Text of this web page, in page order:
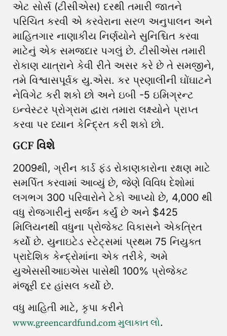
એટ સોર્સ (ટીસીએસ) દરથી તમારી જાતને
પરિચિત કરવી એ કરવેરાના સરળ અનુપાલન અને
માહિતગાર નાણાકીય નિર્ણયોને સુનિશ્ચિત કરવા
માટેનું એક સમજદાર પગલું છે. ટીસીએસ તમારી
રોકાણ યાત્રાને કેવી રીતે અસર કરે છે તે સમજીને,
તમે વિશ્વાસપૂર્વક યુ.એસ. કર પ્રણાલીની ઘોંઘાટને
નેવિગેટ કરી શકો છો અને ઇબી -5 ઇમિગ્રન્ટ
ઇન્વેસ્ટર પ્રોગ્રામ દ્વારા તમારા લક્ષ્યોને પ્રાપ્ત
કરવા પર ધ્યાન કેન્દ્રિત કરી શકો છો.
GCF વિશે
2009થી, ગ્રીન કાર્ડ ફંડ રોકાણકારોના રક્ષણ માટે
સમર્પિત કરવામાં આવ્યું છે, જેણે વિવિધ દેશોમાં
લગભગ 300 પરિવારોને ટેકો આપ્યો છે, 4,000 થી
વધુ રોજગારીનું સર્જન કર્યું છે અને $425
મિલિયનથી વધુના પ્રોજેક્ટ વિકાસને એકત્રિત
કર્યો છે. યુનાઇટેડ સ્ટેટ્સમાં પ્રથમ 75 નિયુક્ત
પ્રાદેશિક કેન્દ્રોમાંના એક તરીકે, અમે
યુએસસીઆઇએસ પાસેથી 100% પ્રોજેક્ટ
મંજૂરી દર હાંસલ કર્યો છે.
વધુ માહિતી માટે, કૃપા કરીને
www.greencardfund.com મુલાકાત લો.